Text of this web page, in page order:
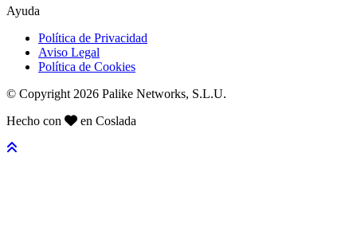
Ayuda
Política de Privacidad
Aviso Legal
Política de Cookies
© Copyright 2026 Palike Networks, S.L.U.
Hecho con
en Coslada